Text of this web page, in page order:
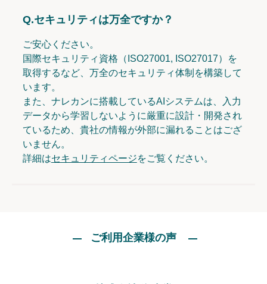
Q.セキュリティは万全ですか？
ご安心ください。
国際セキュリティ資格（ISO27001, ISO27017）を
取得するなど、万全のセキュリティ体制を構築して
います。
また、ナレカンに搭載しているAIシステムは、入力
データから学習しないように厳重に設計・開発され
ているため、貴社の情報が外部に漏れることはござ
いません。
詳細はセキュリティページをご覧ください。
ご利用企業様の声